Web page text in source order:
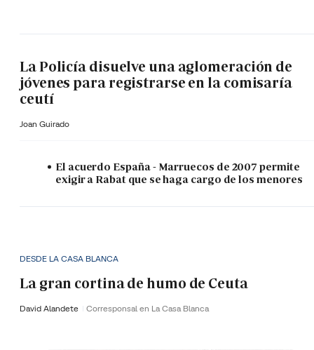
La Policía disuelve una aglomeración de
jóvenes para registrarse en la comisaría
ceutí
Joan Guirado
El acuerdo España - Marruecos de 2007 permite
exigir a Rabat que se haga cargo de los menores
DESDE LA CASA BLANCA
La gran cortina de humo de Ceuta
David Alandete Corresponsal en La Casa Blanca